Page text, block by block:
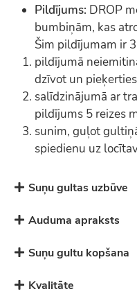
Pildījums: DROP
bumbiņām, kas
Šim pildījumam ir
pildījumā
dzīvot un
salīdzinājumā ar
pildījums 5 reizes
sunim, guļot
spiedienu uz
Suņu gultas uzbūve
Auduma apraksts
Suņu gultu kopšana
Kvalitāte